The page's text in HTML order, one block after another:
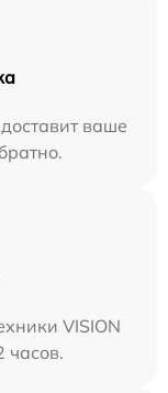
ваше
VISION
часов.